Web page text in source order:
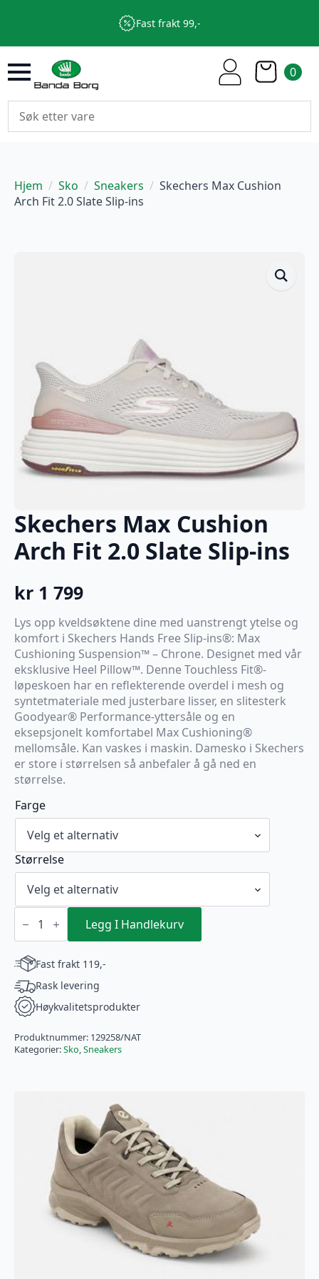
Fast frakt 99,-
0
Hjem Sko Sneakers
Skechers Max Cushion
Arch Fit 2.0 Slate Slip-ins
Skechers Max Cushion
Arch Fit 2.0 Slate Slip-ins
kr 1 799
Lys opp kveldsøktene dine med uanstrengt ytelse og
komfort i Skechers Hands Free Slip-ins®: Max
Cushioning Suspension™ – Chrone. Designet med vår
eksklusive Heel Pillow™. Denne Touchless Fit®-
løpeskoen har en reflekterende overdel i mesh og
syntetmateriale med justerbare lisser, en slitesterk
Goodyear® Performance-yttersåle og en
eksepsjonelt komfortabel Max Cushioning®
mellomsåle. Kan vaskes i maskin. Damesko i Skechers
er store i størrelsen så anbefaler å gå ned en
størrelse.
Farge
Størrelse
Skechers
Max
Arch
Fit
2.0
Slate
Slip-
ins
antall
Legg I Handlekurv
Fast frakt 119,-
Rask levering
Høykvalitetsprodukter
Produktnummer: 129258/NAT
Kategorier:Sko,Sneakers